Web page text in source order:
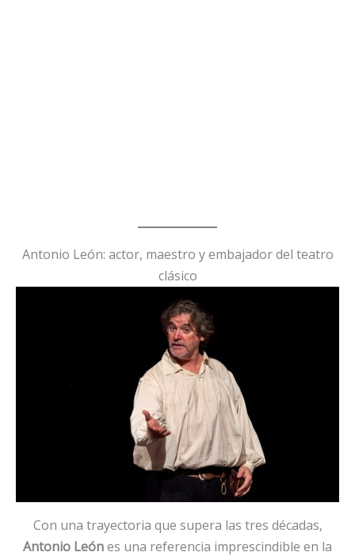
Antonio León: actor, maestro y embajador del teatro
clásico
Con una trayectoria que supera las tres décadas,
Antonio Leónes una referencia imprescindible en la